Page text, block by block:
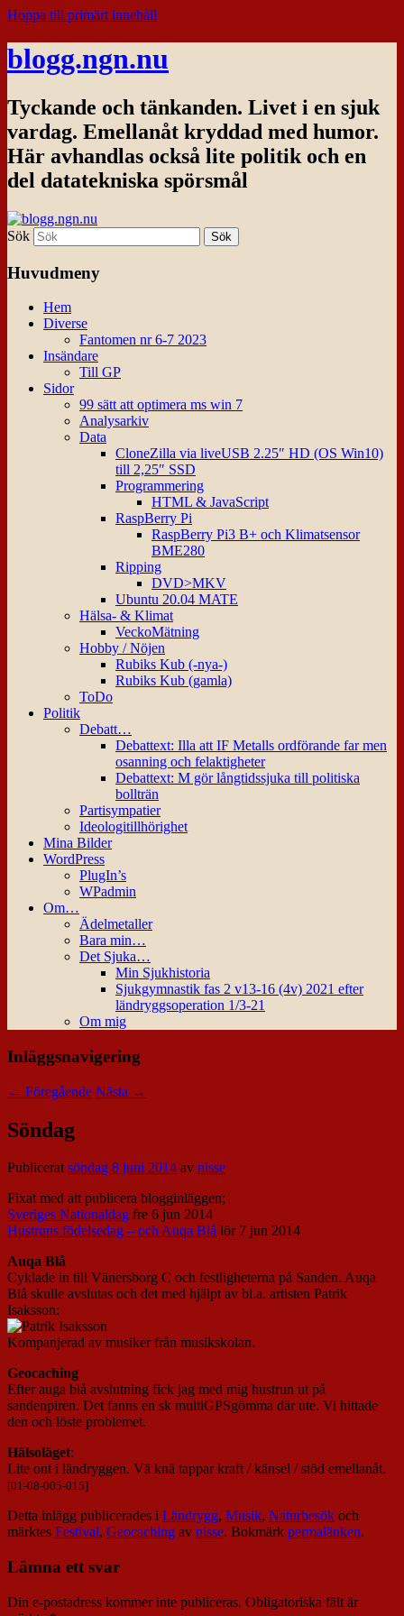
Hoppa till primärt innehåll
blogg.ngn.nu
Tyckande och tänkanden. Livet i en sjuk
vardag. Emellanåt kryddad med humor.
Här avhandlas också lite politik och en
del datatekniska spörsmål
Sök
Huvudmeny
Hem
Diverse
Fantomen nr 6-7 2023
Insändare
Till GP
Sidor
99 sätt att optimera ms win 7
Analysarkiv
Data
CloneZilla via liveUSB 2.25″ HD (OS Win10)
till 2,25″ SSD
Programmering
HTML & JavaScript
RaspBerry Pi
RaspBerry Pi3 B+ och Klimatsensor
BME280
Ripping
DVD>MKV
Ubuntu 20.04 MATE
Hälsa- & Klimat
VeckoMätning
Hobby / Nöjen
Rubiks Kub (-nya-)
Rubiks Kub (gamla)
ToDo
Politik
Debatt…
Debattext: Illa att IF Metalls ordförande far men
osanning och felaktigheter
Debattext: M gör långtidssjuka till politiska
bollträn
Partisympatier
Ideologitillhörighet
Mina Bilder
WordPress
PlugIn’s
WPadmin
Om…
Ädelmetaller
Bara min…
Det Sjuka…
Min Sjukhistoria
Sjukgymnastik fas 2 v13-16 (4v) 2021 efter
ländryggsoperation 1/3-21
Om mig
Inläggsnavigering
← Föregående Nästa →
Söndag
Publiceratsöndag 8 juni 2014 av nisse
Fixat med att publicera blogginläggen;
Sveriges Nationaldag fre 6 jun 2014
Hustruns födelsedag – och Auqa Blå lör 7 jun 2014
Auqa Blå
Cyklade in till Vänersborg C och festligheterna på Sanden. Auqa
Blå skulle avslutas och det med hjälpt av bl.a. artisten Patrik
Isaksson:
Kompanjerad av musiker från musikskolan.
Geocaching
Efter auga blå avslutning fick jag med mig hustrun ut på
sandenpiren. Det fanns en sk multiGPSgömma där ute. Vi hittade
den och löste problemet.
Hälsoläget:
Lite ont i ländryggen. Vä knä tappar kraft / känsel / stöd emellanåt.
[01-08-005-015]
Detta inlägg publicerades i Ländrygg, Musik, Naturbesök och
märktes Festival, Geocaching av nisse. Bokmärk permalänken.
Lämna ett svar
Din e-postadress kommer inte publiceras. Obligatoriska fält är